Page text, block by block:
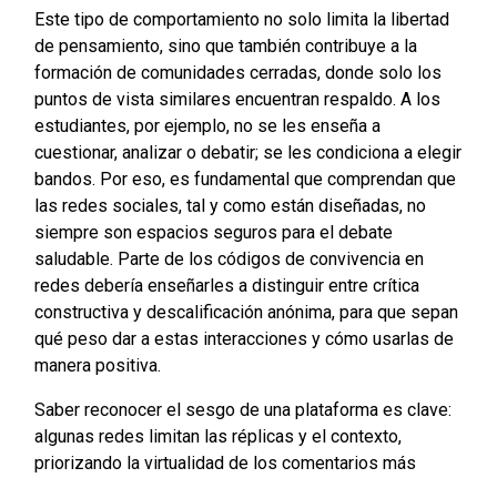
Este tipo de comportamiento no solo limita la libertad
de pensamiento, sino que también contribuye a la
formación de comunidades cerradas, donde solo los
puntos de vista similares encuentran respaldo. A los
estudiantes, por ejemplo, no se les enseña a
cuestionar, analizar o debatir; se les condiciona a elegir
bandos. Por eso, es fundamental que comprendan que
las redes sociales, tal y como están diseñadas, no
siempre son espacios seguros para el debate
saludable. Parte de los códigos de convivencia en
redes debería enseñarles a distinguir entre crítica
constructiva y descalificación anónima, para que sepan
qué peso dar a estas interacciones y cómo usarlas de
manera positiva.
Saber reconocer el sesgo de una plataforma es clave:
algunas redes limitan las réplicas y el contexto,
priorizando la virtualidad de los comentarios más